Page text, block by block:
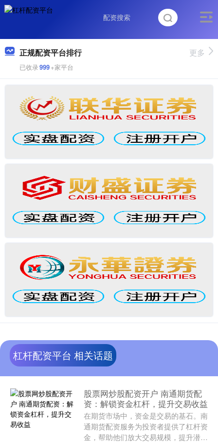
正规配资平台排行
已收录999+家平台
更多
杠杆配资平台 相关话题
股票网炒股配资开户 南通期货配
资：解锁资金杠杆，提升交易收益
在期货市场中，资金是交易的基石。南
通期货配资服务为投资者提供了杠杆资
金，帮助他们放大交易规模，提升潜在